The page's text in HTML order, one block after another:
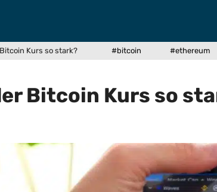
Kurs so stark? #bitcoin #ethereum
Bitcoin Kurs so